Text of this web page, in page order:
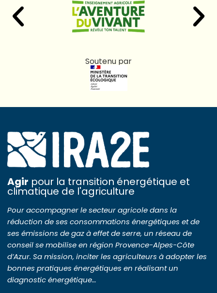
Soutenu par
Agir pour la transition énergétique et
climatique de l'agriculture
Pour accompagner le secteur agricole dans la
réduction de ses consommations énergétiques et de
ses émissions de gaz à effet de serre, un réseau de
conseil se mobilise en région Provence-Alpes-Côte
d’Azur. Sa mission, inciter les agriculteurs à adopter les
bonnes pratiques énergétiques en réalisant un
diagnostic énergétique…